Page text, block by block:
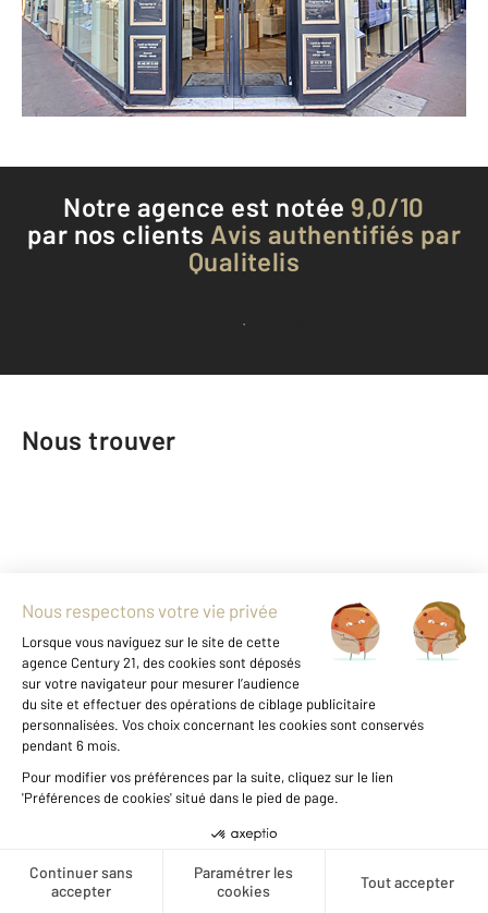
Créer une alerte
Envoyer un message
Téléphoner à l'agence
Notre agence est notée 9,0/10
par nos clients Avis authentifiés par
Qualitelis
Voir tous les avis clients
Nous trouver